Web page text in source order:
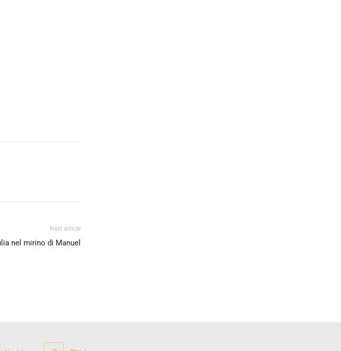
Next article
nel mirino di Manuel